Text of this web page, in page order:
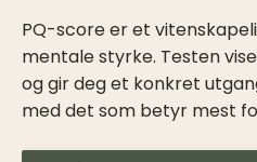
PQ-score er et
mentale styrke. Testen
og gir deg et konkret
med det som betyr mest